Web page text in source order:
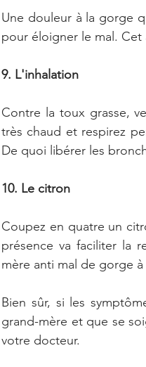
Une douleur à la gorge
pour éloigner le mal.
9. L'inhalation
Contre la toux grasse,
très chaud et respirez
De quoi libérer les
10. Le citron
Coupez en quatre un
présence va faciliter la
mère anti mal de gorge
Bien sûr, si les
grand-mère et que se
votre docteur.